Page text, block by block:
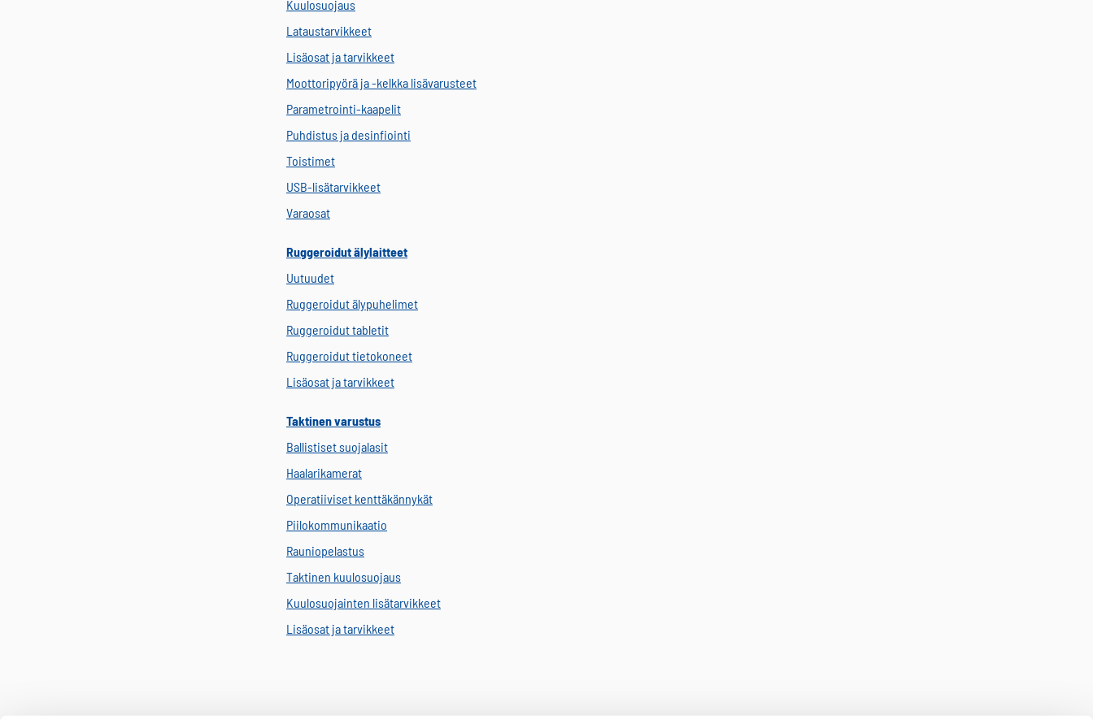
Kuulosuojaus
Lataustarvikkeet
Lisäosat ja tarvikkeet
Moottoripyörä ja -kelkka lisävarusteet
Parametrointi-kaapelit
Puhdistus ja desinfiointi
Toistimet
USB-lisätarvikkeet
Varaosat
Ruggeroidut älylaitteet
Uutuudet
Ruggeroidut älypuhelimet
Ruggeroidut tabletit
Ruggeroidut tietokoneet
Lisäosat ja tarvikkeet
Taktinen varustus
Ballistiset suojalasit
Haalarikamerat
Operatiiviset kenttäkännykät
Piilokommunikaatio
Rauniopelastus
Taktinen kuulosuojaus
Kuulosuojainten lisätarvikkeet
Lisäosat ja tarvikkeet